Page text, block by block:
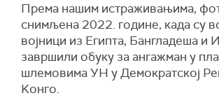
Према нашим истраживањима,
снимљена 2022. године, када су
војници из Египта, Бангладеша и
завршили обуку за ангажман у
шлемовима УН у Демократској
Kонго.